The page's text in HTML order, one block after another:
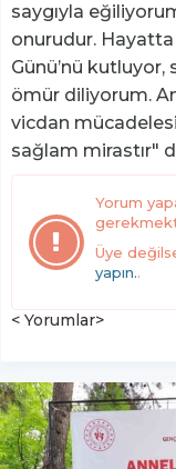
saygıyla
onurudur.
Günü’nü kutluyor,
ömür diliyorum.
vicdan
sağlam mirastır"
Yorum
Üye
yapın..
< Yorumlar>